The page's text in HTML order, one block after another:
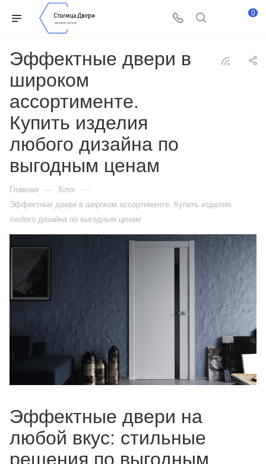
0
Эффектные двери в
широком
ассортименте.
Купить изделия
любого дизайна по
выгодным ценам
Главная — Блог —
Эффектные двери в широком ассортименте. Купить изделия
любого дизайна по выгодным ценам
Эффектные двери на
любой вкус: стильные
решения по выгодным